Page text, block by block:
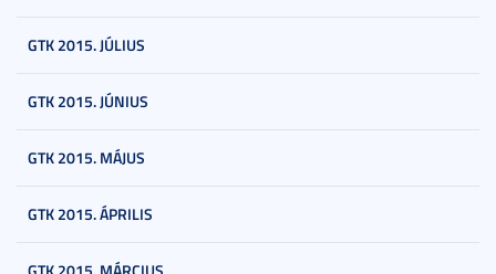
GTK 2015. JÚLIUS
GTK 2015. JÚNIUS
GTK 2015. MÁJUS
GTK 2015. ÁPRILIS